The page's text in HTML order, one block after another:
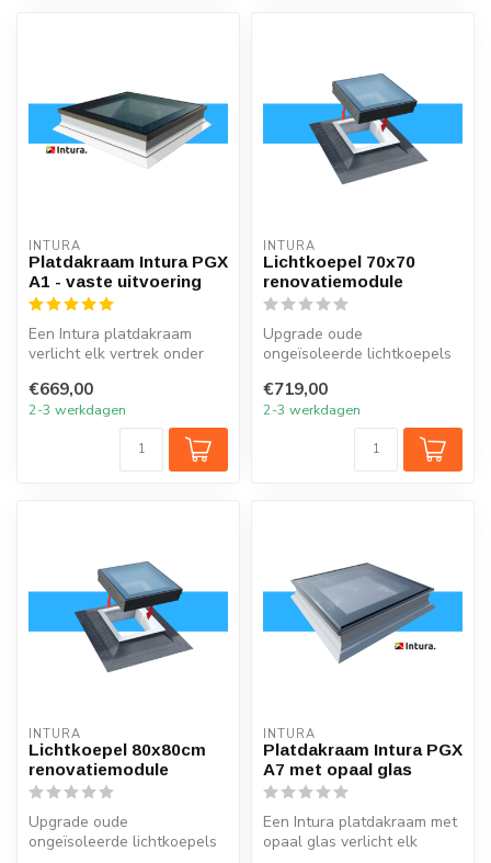
INTURA
Platdakraam Intura PGX
A1 - vaste uitvoering
Een Intura platdakraam
verlicht elk vertrek onder
...
€669,00
2-3 werkdagen
INTURA
Lichtkoepel 70x70
renovatiemodule
Upgrade oude
ongeïsoleerde lichtkoepels
nieuwe lichtkoep...
€719,00
2-3 werkdagen
INTURA
Lichtkoepel 80x80cm
renovatiemodule
Upgrade oude
ongeïsoleerde lichtkoepels
INTURA
Platdakraam Intura PGX
A7 met opaal glas
Een Intura platdakraam met
opaal glas verlicht elk